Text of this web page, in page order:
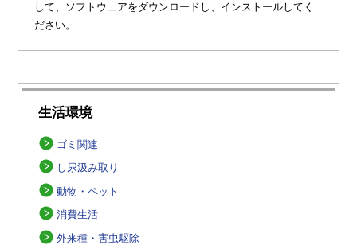
生活環境
ゴミ関連
し尿汲み取り
動物・ペット
消費生活
外来種・害虫駆除
して、ソフトウェアをダウンロードし、インストールしてく
ださい。